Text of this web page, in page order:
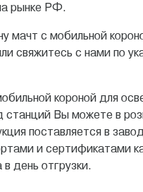
рынке РФ.
мачт с мобильной
свяжитесь с нами по
короной для
станций Вы можете в
поставляется в
и сертификатами
день отгрузки.